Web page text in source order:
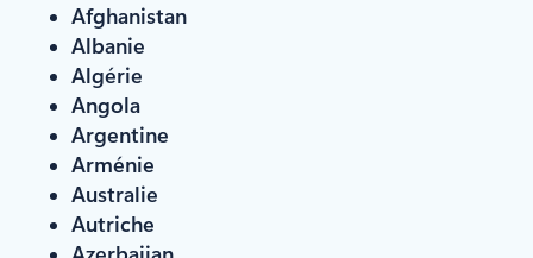
Afghanistan
Albanie
Algérie
Angola
Argentine
Arménie
Australie
Autriche